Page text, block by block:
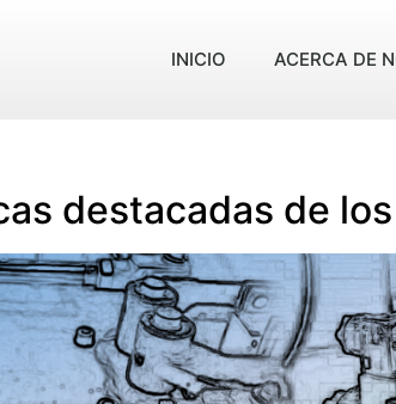
INICIO ACERCA DE
destacadas de